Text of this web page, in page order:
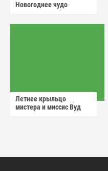
Новогоднее чудо
Летнее крыльцо
мистера и миссис Вуд